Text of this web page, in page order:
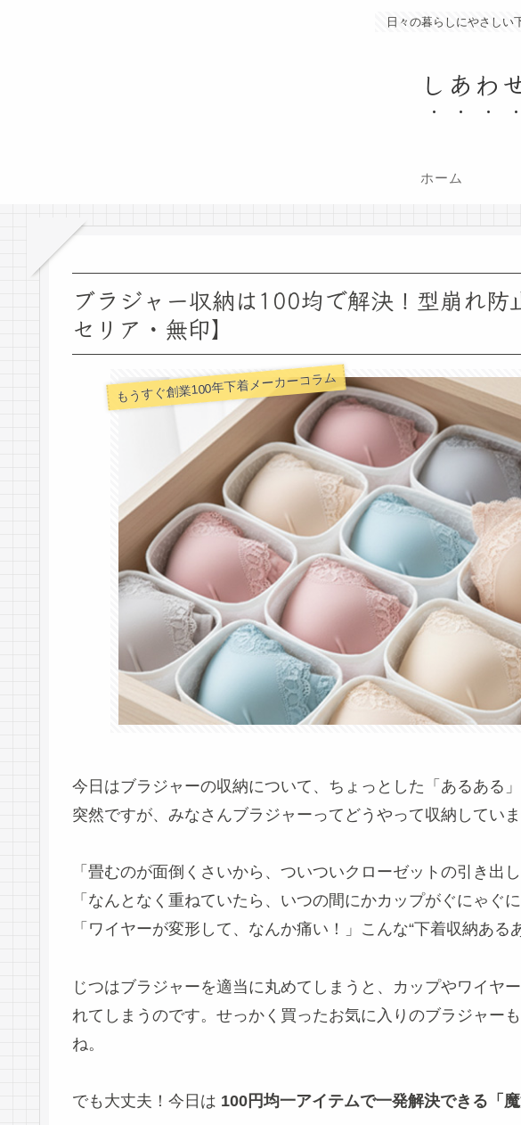
日々の暮らしにやさしい
しあわ
ホーム
ブラジャー収納は100均で解決！型崩れ防
セリア・無印】
もうすぐ創業100年下着メーカーコラム
今日はブラジャーの収納について、ちょっとした「あるある
突然ですが、みなさんブラジャーってどうやって収納していま
「畳むのが面倒くさいから、ついついクローゼットの引き出
「なんとなく重ねていたら、いつの間にかカップがぐにゃぐ
「ワイヤーが変形して、なんか痛い！」こんな“下着収納ある
じつはブラジャーを適当に丸めてしまうと、カップやワイヤ
れてしまうのです。せっかく買ったお気に入りのブラジャー
ね。
でも大丈夫！今日は 100円均一アイテムで一発解決できる「魔